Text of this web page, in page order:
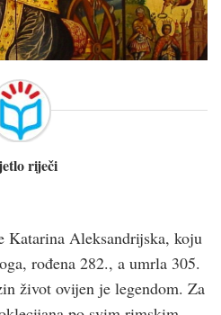
riječi
Katarina Aleksandrijska, koju
rođena 282., a umrla 305.
život ovijen je legendom. Za